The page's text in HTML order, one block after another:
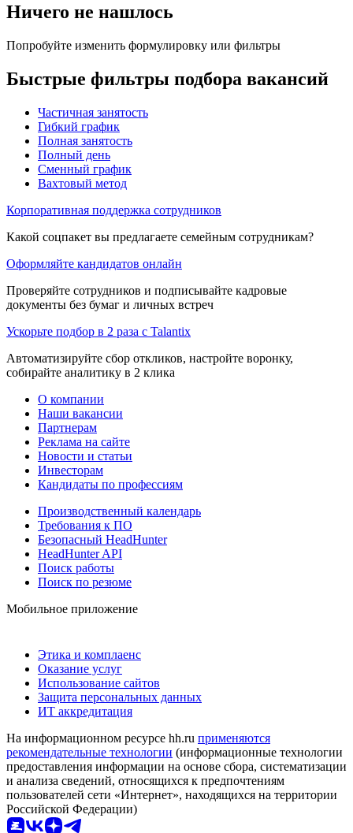
Ничего не нашлось
Попробуйте изменить формулировку или фильтры
Быстрые фильтры подбора вакансий
Частичная занятость
Гибкий график
Полная занятость
Полный день
Сменный график
Вахтовый метод
Корпоративная поддержка сотрудников
Какой соцпакет вы предлагаете семейным сотрудникам?
Оформляйте кандидатов онлайн
Проверяйте сотрудников и подписывайте кадровые
документы без бумаг и личных встреч
Ускорьте подбор в 2 раза с Talantix
Автоматизируйте сбор откликов, настройте воронку,
собирайте аналитику в 2 клика
О компании
Наши вакансии
Партнерам
Реклама на сайте
Новости и статьи
Инвесторам
Кандидаты по профессиям
Производственный календарь
Требования к ПО
Безопасный HeadHunter
HeadHunter API
Поиск работы
Поиск по резюме
Мобильное приложение
Этика и комплаенс
Оказание услуг
Использование сайтов
Защита персональных данных
ИТ аккредитация
На информационном ресурсе hh.ru применяются
рекомендательные технологии (информационные технологии
предоставления информации на основе сбора, систематизации
и анализа сведений, относящихся к предпочтениям
пользователей сети «Интернет», находящихся на территории
Российской Федерации)